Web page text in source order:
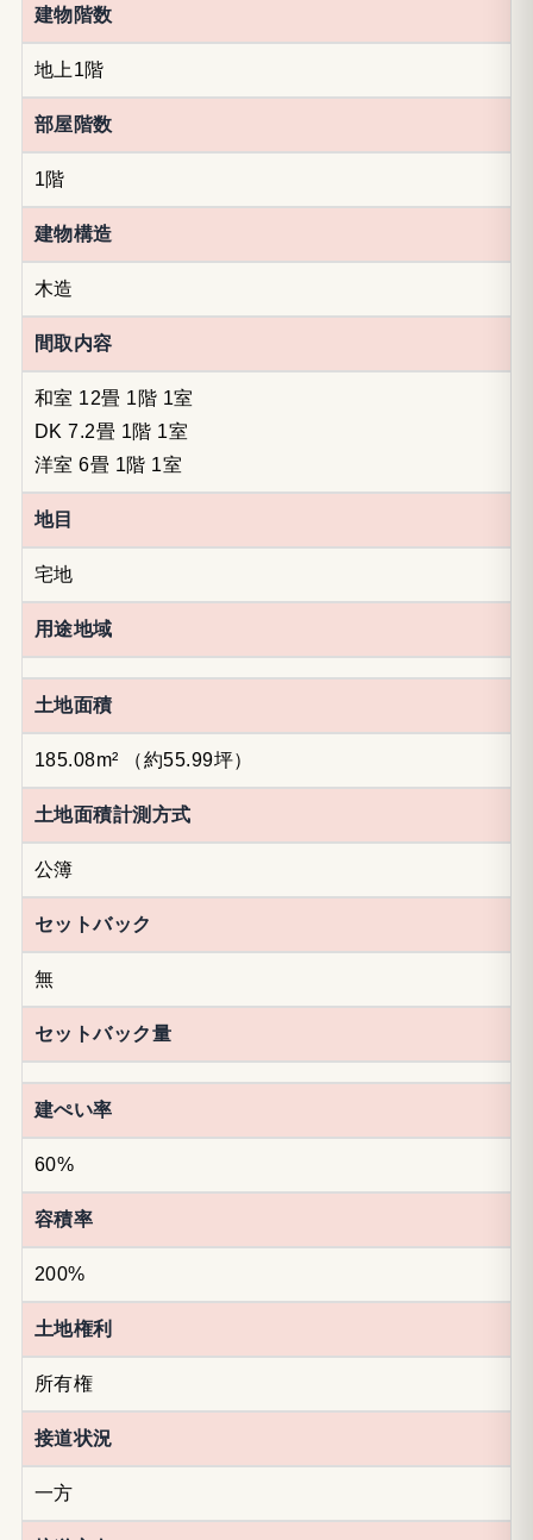
建物階数
地上1階
部屋階数
1階
建物構造
木造
間取内容
和室 12畳 1階 1室
DK 7.2畳 1階 1室
洋室 6畳 1階 1室
地目
宅地
用途地域
土地面積
185.08m² （約55.99坪）
土地面積計測方式
公簿
セットバック
無
セットバック量
建ぺい率
60%
容積率
200%
土地権利
所有権
接道状況
一方